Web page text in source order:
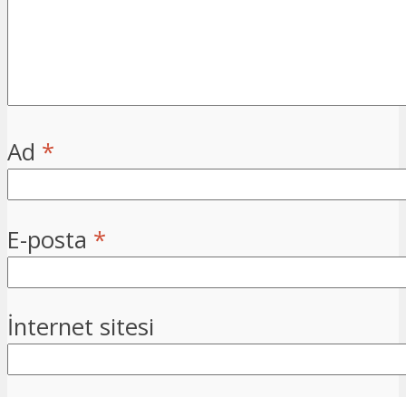
Ad *
E-posta *
İnternet sitesi